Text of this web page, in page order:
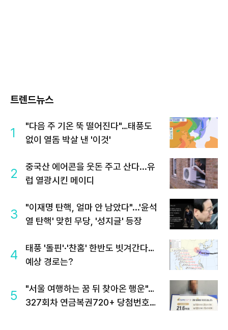
트렌드뉴스
1
"다음 주 기온 뚝 떨어진다"…태풍도
없이 열돔 박살 낸 '이것'
2
중국산 에어콘을 웃돈 주고 산다...유
럽 열광시킨 메이디
3
"이재명 탄핵, 얼마 안 남았다"...'윤석
열 탄핵' 맞힌 무당, '성지글' 등장
4
태풍 '돌핀'·'찬홈' 한반도 빗겨간다…
예상 경로는?
5
"서울 여행하는 꿈 뒤 찾아온 행운"…
327회차 연금복권720+ 당첨번호조